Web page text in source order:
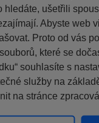
hledáte, ušetřili
Abyste web
Proto od vás
které se
souhlasíte s
služby na
na stránce